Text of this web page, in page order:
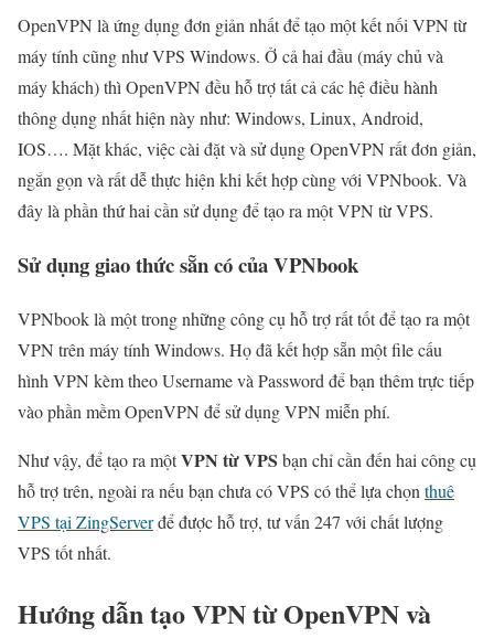
OpenVPN là ứng dụng đơn giản nhất để tạo một kết nối VPN từ
máy tính cũng như VPS Windows. Ở cả hai đầu (máy chủ và
máy khách) thì OpenVPN đều hỗ trợ tất cả các hệ điều hành
thông dụng nhất hiện này như: Windows, Linux, Android,
IOS…. Mặt khác, việc cài đặt và sử dụng OpenVPN rất đơn giản,
ngắn gọn và rất dễ thực hiện khi kết hợp cùng với VPNbook. Và
đây là phần thứ hai cần sử dụng để tạo ra một VPN từ VPS.
Sử dụng giao thức sẵn có của VPNbook
VPNbook là một trong những công cụ hỗ trợ rất tốt để tạo ra một
VPN trên máy tính Windows. Họ đã kết hợp sẵn một file cấu
hình VPN kèm theo Username và Password để bạn thêm trực tiếp
vào phần mềm OpenVPN để sử dụng VPN miễn phí.
Như vậy, để tạo ra mộtVPN từ VPS bạn chỉ cần đến hai công cụ
hỗ trợ trên, ngoài ra nếu bạn chưa có VPS có thể lựa chọn thuê
VPS tại ZingServerđể được hỗ trợ, tư vấn 247 với chất lượng
VPS tốt nhất.
Hướng dẫn tạo VPN từ OpenVPN và